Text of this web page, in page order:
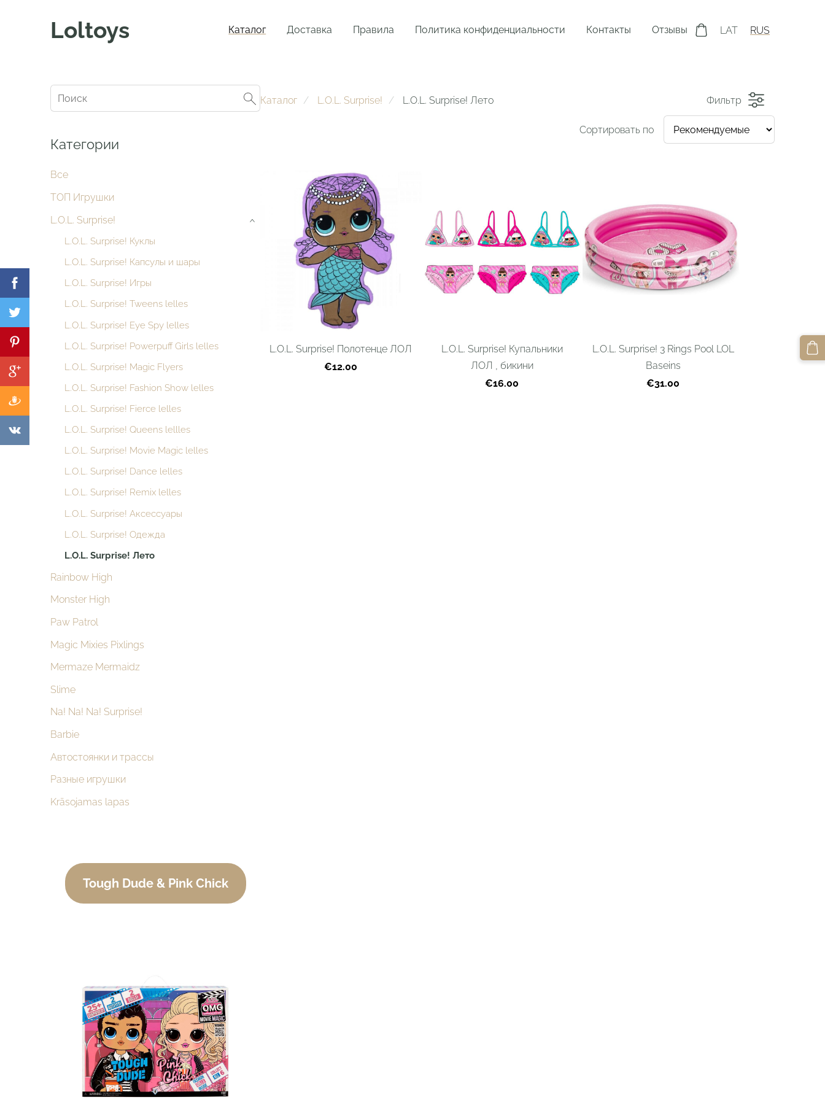
Loltoys Каталог Доставка Правила Политика конфиденциальности Контакты Отзывы LAT RUS
Категории
Все
ТОП Игрушки
L.O.L. Surprise!
L.O.L. Surprise! Куклы
L.O.L. Surprise! Капсулы и шары
L.O.L. Surprise! Игры
L.O.L. Surprise! Tweens lelles
L.O.L. Surprise! Eye Spy lelles
L.O.L. Surprise! Powerpuff Girls lelles
L.O.L. Surprise! Magic Flyers
L.O.L. Surprise! Fashion Show lelles
L.O.L. Surprise! Fierce lelles
L.O.L. Surprise! Queens lellles
L.O.L. Surprise! Movie Magic lelles
L.O.L. Surprise! Dance lelles
L.O.L. Surprise! Remix lelles
L.O.L. Surprise! Аксессуары
L.O.L. Surprise! Одежда
L.O.L. Surprise! Лето
›
Rainbow High
Monster High
Paw Patrol
Magic Mixies Pixlings
Mermaze Mermaidz
Slime
Na! Na! Na! Surprise!
Barbie
Автостоянки и трассы
Разные игрушки
Krāsojamas lapas
Tough Dude & Pink Chick
Каталог L.O.L. Surprise! L.O.L. Surprise! Лето Фильтр
Сортировать по
L.O.L. Surprise! Полотенце ЛОЛ
€12.00
L.O.L. Surprise! Купальники
ЛОЛ , бикини
€16.00
L.O.L. Surprise! 3 Rings Pool LOL
Baseins
€31.00